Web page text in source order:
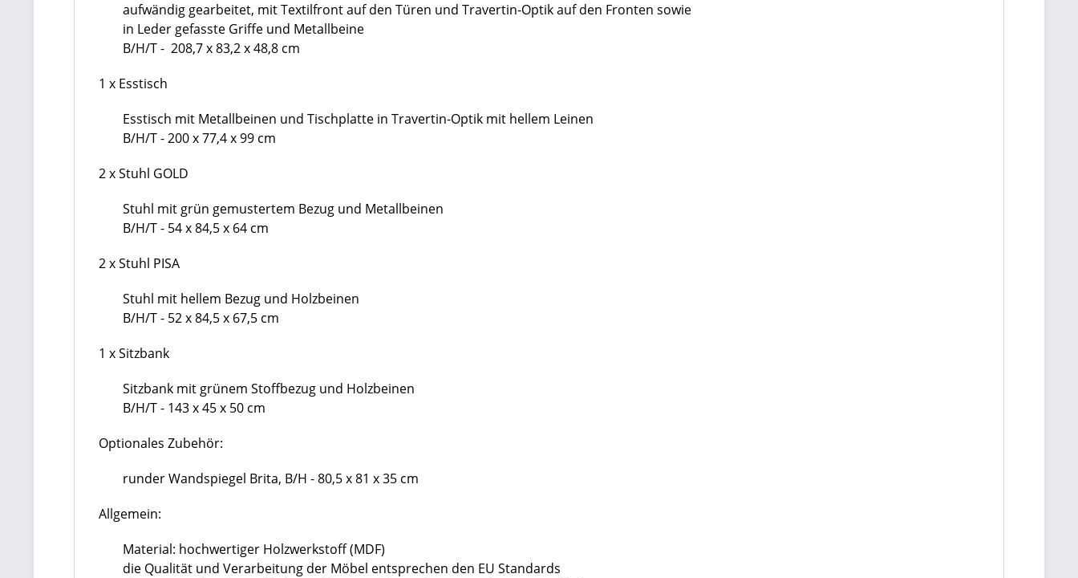
aufwändig gearbeitet, mit Textilfront auf den Türen und Travertin-Optik auf den Fronten sowie
in Leder gefasste Griffe und Metallbeine
B/H/T - 208,7 x 83,2 x 48,8 cm
1 x Esstisch
Esstisch mit Metallbeinen und Tischplatte in Travertin-Optik mit hellem Leinen
B/H/T - 200 x 77,4 x 99 cm
2 x Stuhl GOLD
Stuhl mit grün gemustertem Bezug und Metallbeinen
B/H/T - 54 x 84,5 x 64 cm
2 x Stuhl PISA
Stuhl mit hellem Bezug und Holzbeinen
B/H/T - 52 x 84,5 x 67,5 cm
1 x Sitzbank
Sitzbank mit grünem Stoffbezug und Holzbeinen
B/H/T - 143 x 45 x 50 cm
Optionales Zubehör:
runder Wandspiegel Brita, B/H - 80,5 x 81 x 35 cm
Allgemein:
Material: hochwertiger Holzwerkstoff (MDF)
die Qualität und Verarbeitung der Möbel entsprechen den EU Standards